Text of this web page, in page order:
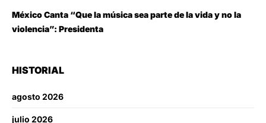
México Canta “Que la música sea parte de la vida y no la
violencia”: Presidenta
HISTORIAL
agosto 2026
julio 2026